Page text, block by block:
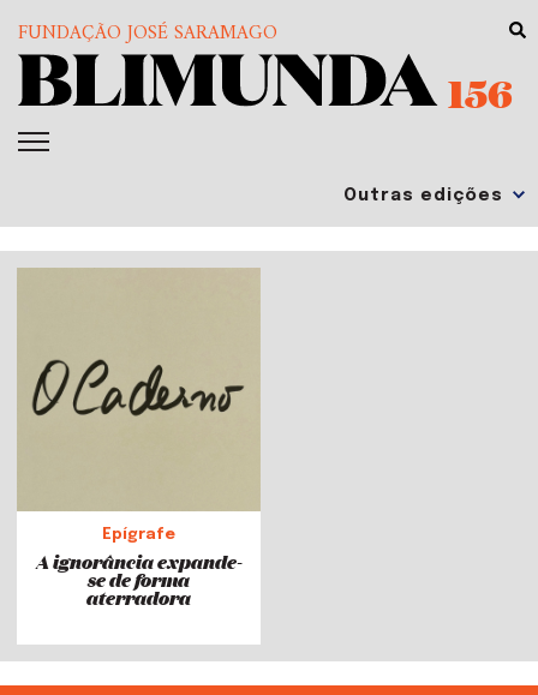
FUNDAÇÃO JOSÉ SARAMAGO
156
Epígrafe
A ignorância expande-
se de forma
aterradora